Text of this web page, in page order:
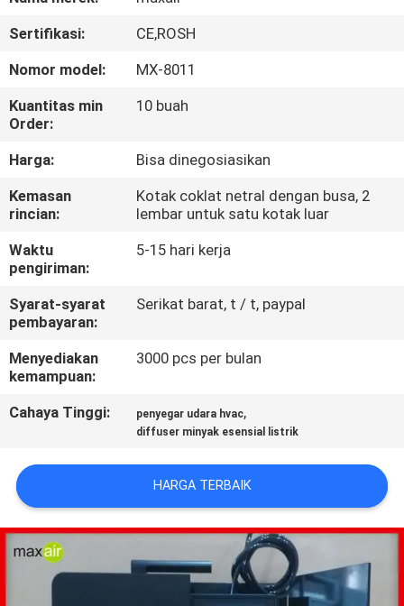
PABRIK
KONTROL
KUALITAS
HUBUNGI
KAMI
PERMINTAAN
PENAWARAN
SHOPPING
ONLINE
SITEMAP
PRIVACY
POLICY
Sertifikasi:
CE,ROSH
Nomor model:
MX-8011
Kuantitas min
Order:
10 buah
Harga:
Bisa dinegosiasikan
Kemasan
rincian:
Kotak coklat netral dengan busa, 2
lembar untuk satu kotak luar
Waktu
pengiriman:
5-15 hari kerja
Syarat-syarat
pembayaran:
Serikat barat, t / t, paypal
Menyediakan
kemampuan:
3000 pcs per bulan
Cahaya Tinggi: penyegar udara hvac,
diffuser minyak esensial listrik
HARGA TERBAIK